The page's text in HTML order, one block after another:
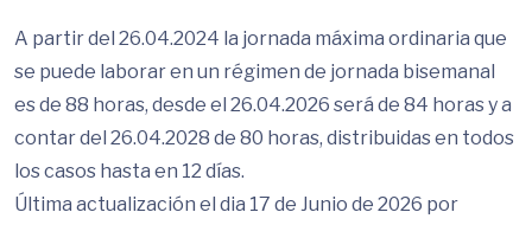
A partir del 26.04.2024 la jornada máxima ordinaria que
se puede laborar en un régimen de jornada bisemanal
es de 88 horas, desde el 26.04.2026 será de 84 horas y a
contar del 26.04.2028 de 80 horas, distribuidas en todos
los casos hasta en 12 días.
Última actualización el dia 17 de Junio de 2026 por